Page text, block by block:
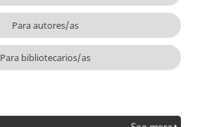
Para autores/as
Para bibliotecarios/as